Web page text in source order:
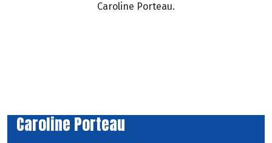
Caroline Porteau.
Caroline Porteau